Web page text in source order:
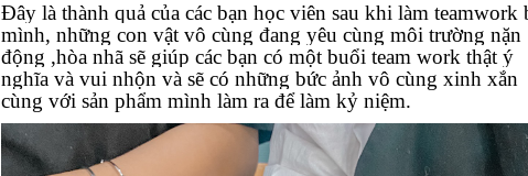
Đây là thành quả của các bạn học viên sau khi làm teamwork
mình, những con vật vô cùng đang yêu cùng môi trường nặn
động ,hòa nhã sẽ giúp các bạn có một buổi team work thật ý
nghĩa và vui nhộn và sẽ có những bức ảnh vô cùng xinh xắn
cùng với sản phẩm mình làm ra để làm kỷ niệm.